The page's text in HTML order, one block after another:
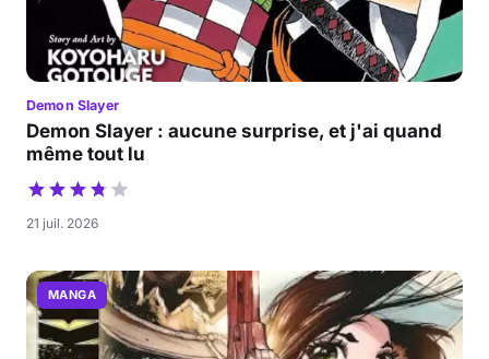
Demon Slayer
Demon Slayer : aucune surprise, et j'ai quand
même tout lu
21 juil. 2026
MANGA